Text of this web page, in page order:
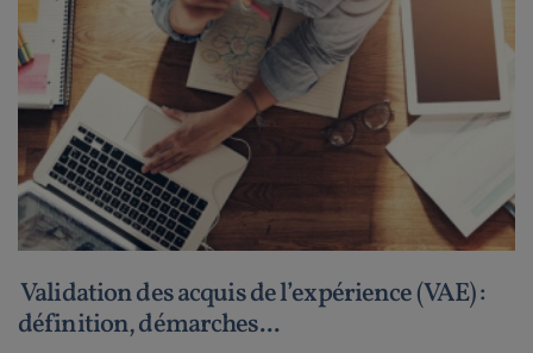
Validation des acquis de l’expérience (VAE) :
définition, démarches...